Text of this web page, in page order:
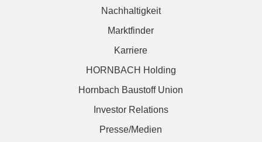
Nachhaltigkeit
Marktfinder
Karriere
HORNBACH Holding
Hornbach Baustoff Union
Investor Relations
Presse/Medien